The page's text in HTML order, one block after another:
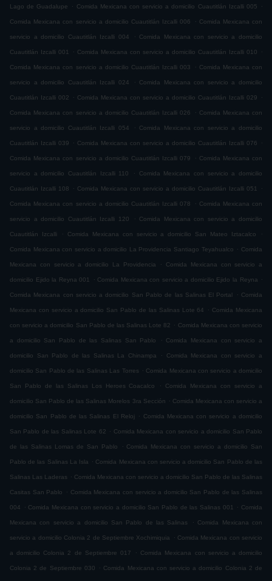
Lago de Guadalupe . Comida Mexicana con servicio a domicilio Cuautitlán Izcalli 005 .
Comida Mexicana con servicio a domicilio Cuautitlán Izcalli 006 . Comida Mexicana con
servicio a domicilio Cuautitlán Izcalli 004 . Comida Mexicana con servicio a domicilio
Cuautitlán Izcalli 001 . Comida Mexicana con servicio a domicilio Cuautitlán Izcalli 010 .
Comida Mexicana con servicio a domicilio Cuautitlán Izcalli 003 . Comida Mexicana con
servicio a domicilio Cuautitlán Izcalli 024 . Comida Mexicana con servicio a domicilio
Cuautitlán Izcalli 002 . Comida Mexicana con servicio a domicilio Cuautitlán Izcalli 029 .
Comida Mexicana con servicio a domicilio Cuautitlán Izcalli 026 . Comida Mexicana con
servicio a domicilio Cuautitlán Izcalli 054 . Comida Mexicana con servicio a domicilio
Cuautitlán Izcalli 039 . Comida Mexicana con servicio a domicilio Cuautitlán Izcalli 076 .
Comida Mexicana con servicio a domicilio Cuautitlán Izcalli 079 . Comida Mexicana con
servicio a domicilio Cuautitlán Izcalli 110 . Comida Mexicana con servicio a domicilio
Cuautitlán Izcalli 108 . Comida Mexicana con servicio a domicilio Cuautitlán Izcalli 051 .
Comida Mexicana con servicio a domicilio Cuautitlán Izcalli 078 . Comida Mexicana con
servicio a domicilio Cuautitlán Izcalli 120 . Comida Mexicana con servicio a domicilio
Cuautitlán Izcalli . Comida Mexicana con servicio a domicilio San Mateo Iztacalco .
Comida Mexicana con servicio a domicilio La Providencia Santiago Teyahualco . Comida
Mexicana con servicio a domicilio La Providencia . Comida Mexicana con servicio a
domicilio Ejido la Reyna 001 . Comida Mexicana con servicio a domicilio Ejido la Reyna .
Comida Mexicana con servicio a domicilio San Pablo de las Salinas El Portal . Comida
Mexicana con servicio a domicilio San Pablo de las Salinas Lote 64 . Comida Mexicana
con servicio a domicilio San Pablo de las Salinas Lote 82 . Comida Mexicana con servicio
a domicilio San Pablo de las Salinas San Pablo . Comida Mexicana con servicio a
domicilio San Pablo de las Salinas La Chinampa . Comida Mexicana con servicio a
domicilio San Pablo de las Salinas Las Torres . Comida Mexicana con servicio a domicilio
San Pablo de las Salinas Los Heroes Coacalco . Comida Mexicana con servicio a
domicilio San Pablo de las Salinas Morelos 3ra Sección . Comida Mexicana con servicio a
domicilio San Pablo de las Salinas El Reloj . Comida Mexicana con servicio a domicilio
San Pablo de las Salinas Lote 62 . Comida Mexicana con servicio a domicilio San Pablo
de las Salinas Lomas de San Pablo . Comida Mexicana con servicio a domicilio San
Pablo de las Salinas La Isla . Comida Mexicana con servicio a domicilio San Pablo de las
Salinas Las Laderas . Comida Mexicana con servicio a domicilio San Pablo de las Salinas
Casitas San Pablo . Comida Mexicana con servicio a domicilio San Pablo de las Salinas
004 . Comida Mexicana con servicio a domicilio San Pablo de las Salinas 001 . Comida
Mexicana con servicio a domicilio San Pablo de las Salinas . Comida Mexicana con
servicio a domicilio Colonia 2 de Septiembre Xochimiquia . Comida Mexicana con servicio
a domicilio Colonia 2 de Septiembre 017 . Comida Mexicana con servicio a domicilio
Colonia 2 de Septiembre 030 . Comida Mexicana con servicio a domicilio Colonia 2 de